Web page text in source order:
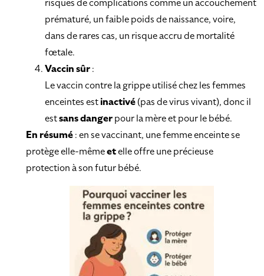
prématuré, un faible poids de naissance, voire,
dans de rares cas, un risque accru de mortalité
fœtale.
Vaccin sûr:
Le vaccin contre la grippe utilisé chez les femmes
enceintes estinactivé(pas de virus vivant), donc il
estsans dangerpour la mère et pour le bébé.
En résumé: en se vaccinant, une femme enceinte se
protège elle-mêmeetelle offre une précieuse
protection à son futur bébé.